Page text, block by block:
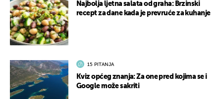
Najbolja ljetna salata od graha: Brzinski
recept za dane kada je prevruće za kuhanje
15 PITANJA
Kviz općeg znanja: Za one pred kojima se i
Google može sakriti